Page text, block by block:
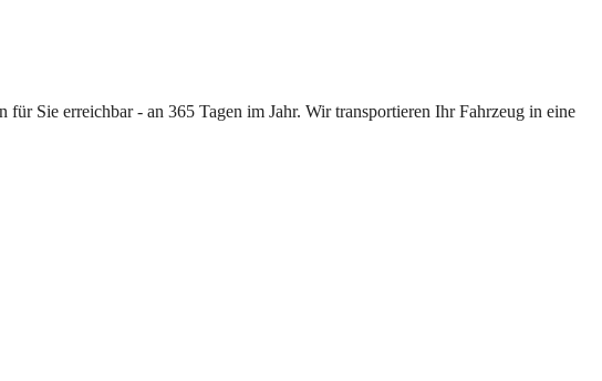
Sie erreichbar - an 365 Tagen im Jahr. Wir transportieren Ihr Fahrzeug in eine